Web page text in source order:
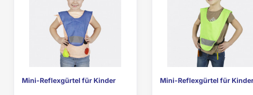
Vorschau
Mini-Reflexgürtel für Kinder Vorschau
Mini-Reflexgürtel für